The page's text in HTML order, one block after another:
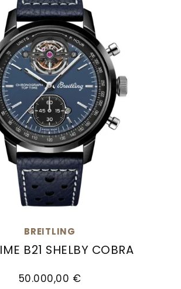
BREITLING
B21 SHELBY COBRA
50.000,00 €